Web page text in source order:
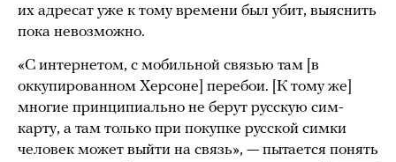
их адресат уже к тому времени был убит, выяснить
пока невозможно.
«С интернетом, с мобильной связью там [в
оккупированном Херсоне] перебои. [К тому же]
многие принципиально не берут русскую сим-
карту, а там только при покупке русской симки
человек может выйти на связь», — пытается понять